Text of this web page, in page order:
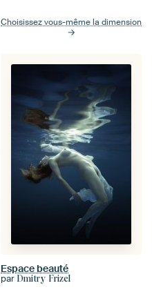
Choisissez vous-même la dimension
Espace beauté
par Dmitry Frizel